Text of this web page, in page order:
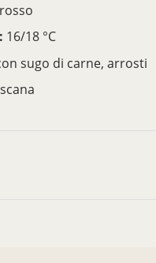
16/18 °C
sugo di carne, arrosti